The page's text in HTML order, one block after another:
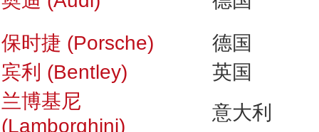
保时捷 (Porsche)
德国
宾利 (Bentley)
英国
兰博基尼
(Lamborghini)
意大利